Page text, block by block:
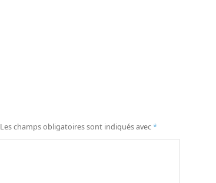
Les champs obligatoires sont indiqués avec*